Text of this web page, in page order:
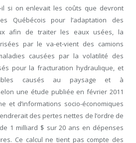
il si on enlevait les coûts que devront
Québécois pour l’adaptation des
afin de traiter les eaux usées, la
par le va-et-vient des camions
causées par la volatilité des
pour la fracturation hydraulique, et
causés au paysage et à
une étude publiée en février 2011
et d’informations socio-économiques
des pertes nettes de l’ordre de
1 milliard $ sur 20 ans en dépenses
Ce calcul ne tient pas compte des